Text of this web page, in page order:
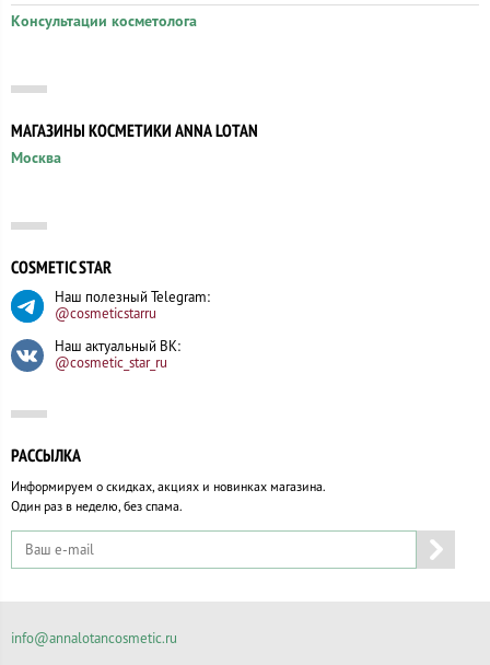
Консультации косметолога
МАГАЗИНЫ КОСМЕТИКИ ANNA LOTAN
Москва
COSMETIC STAR
Наш полезный Telegram:
@cosmeticstarru
Наш актуальный ВК:
@cosmetic_star_ru
РАССЫЛКА
Информируем о скидках, акциях и новинках магазина.
Один раз в неделю, без спама.
info@annalotancosmetic.ru